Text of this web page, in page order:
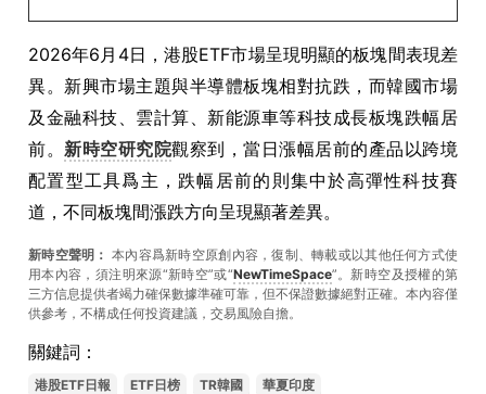
2026年6月4日，港股ETF市場呈現明顯的板塊間表現差
異。新興市場主題與半導體板塊相對抗跌，而韓國市場
及金融科技、雲計算、新能源車等科技成長板塊跌幅居
前。新時空研究院觀察到，當日漲幅居前的產品以跨境
配置型工具爲主，跌幅居前的則集中於高彈性科技賽
道，不同板塊間漲跌方向呈現顯著差異。
新時空聲明： 本內容爲新時空原創內容，復制、轉載或以其他任何方式使
用本內容，須注明來源“新時空”或“NewTimeSpace”。新時空及授權的第
三方信息提供者竭力確保數據準確可靠，但不保證數據絕對正確。本內容僅
供參考，不構成任何投資建議，交易風險自擔。
關鍵詞：
港股ETF日報 ETF日榜 TR韓國 華夏印度